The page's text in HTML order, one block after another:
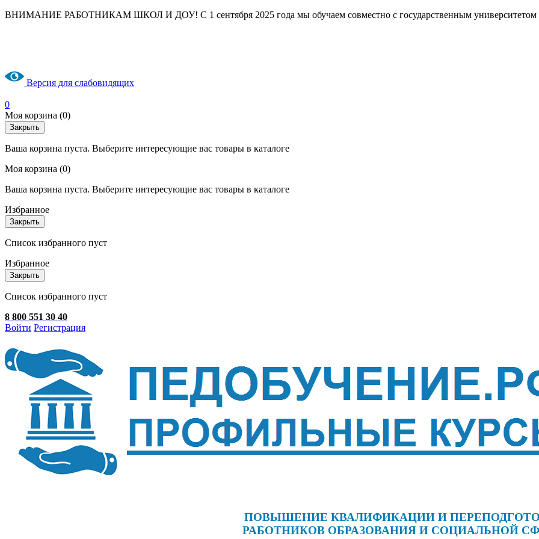
ВНИМАНИЕ РАБОТНИКАМ ШКОЛ И ДОУ! С 1 сентября 2025 года мы обучаем совместно с государственным университетом
Версия для слабовидящих
0
Моя корзина (0)
Закрыть
Ваша корзина пуста. Выберите интересующие вас товары в каталоге
Моя корзина (0)
Ваша корзина пуста. Выберите интересующие вас товары в каталоге
Избранное
Закрыть
Список избранного пуст
Избранное
Закрыть
Список избранного пуст
8 800 551 30 40
Войти Регистрация
ПОВЫШЕНИЕ КВАЛИФИКАЦИИ И
РАБОТНИКОВ ОБРАЗОВАНИЯ И СОЦИАЛЬНОЙ